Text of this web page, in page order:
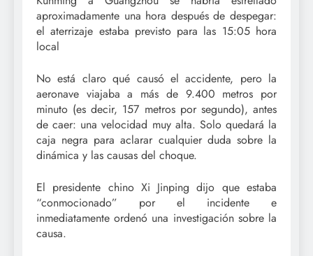
aproximadamente una hora después de despegar:
el aterrizaje estaba previsto para las 15:05 hora
local
No está claro qué causó el accidente, pero la
aeronave viajaba a más de 9.400 metros por
minuto (es decir, 157 metros por segundo), antes
de caer: una velocidad muy alta. Solo quedará la
caja negra para aclarar cualquier duda sobre la
dinámica y las causas del choque.
El presidente chino Xi Jinping dijo que estaba
“conmocionado” por el incidente e
inmediatamente ordenó una investigación sobre la
causa.